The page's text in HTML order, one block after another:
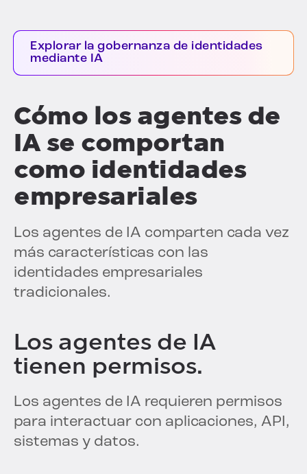
Explorar la gobernanza de identidades
mediante IA
Cómo los agentes de
IA se comportan
como identidades
empresariales
Los agentes de IA comparten cada vez
más características con las
identidades empresariales
tradicionales.
Los agentes de IA
tienen permisos.
Los agentes de IA requieren permisos
para interactuar con aplicaciones, API,
sistemas y datos.